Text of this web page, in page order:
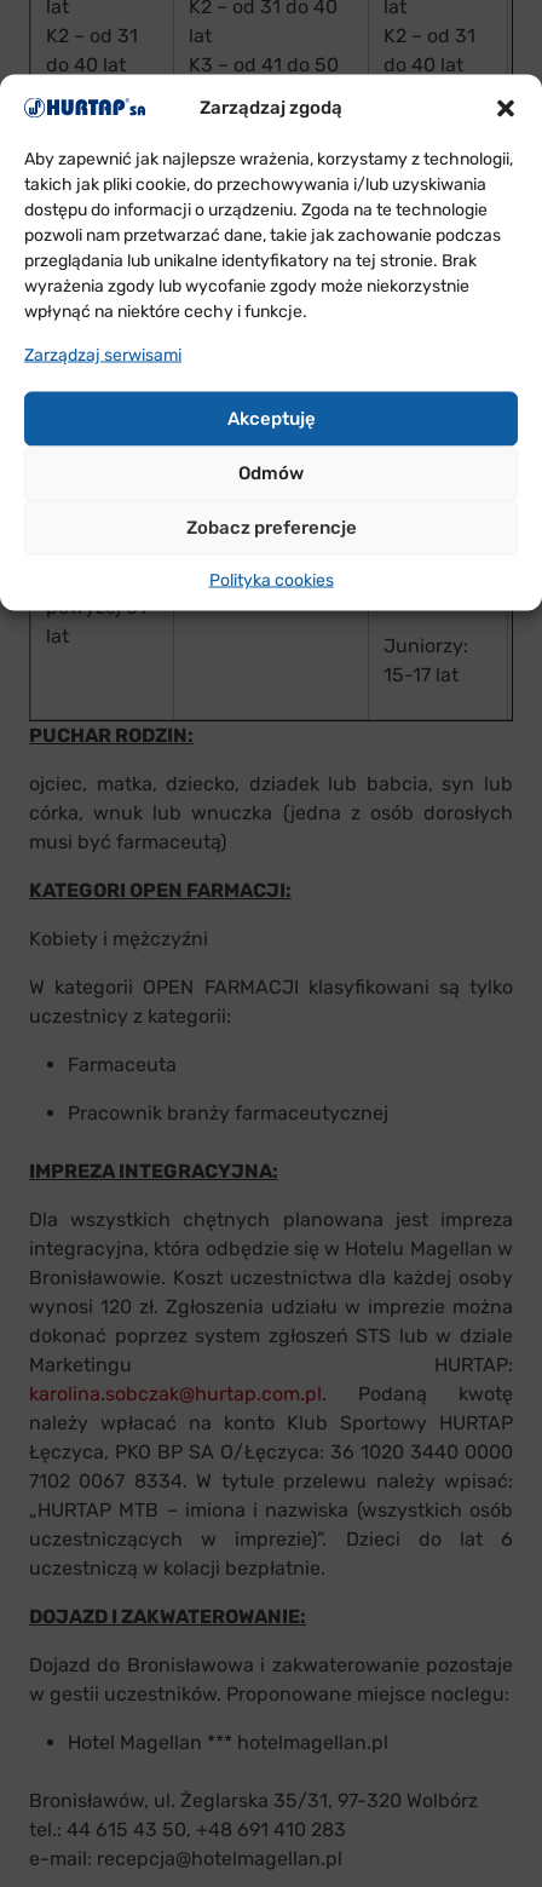
Zarządzaj zgodą
Aby zapewnić jak najlepsze wrażenia, korzystamy z technologii,
takich jak pliki cookie, do przechowywania i/lub uzyskiwania
dostępu do informacji o urządzeniu. Zgoda na te technologie
pozwoli nam przetwarzać dane, takie jak zachowanie podczas
przeglądania lub unikalne identyfikatory na tej stronie. Brak
wyrażenia zgody lub wycofanie zgody może niekorzystnie
wpłynąć na niektóre cechy i funkcje.
Zarządzaj serwisami
Akceptuję
Odmów
Zobacz preferencje
Polityka cookies
lat
K2 – od 31
do 40 lat
K3 – od 41
do 50 lat
K4 – od 51
do 60 lat
K5 –
powyżej 61
lat
Mężczyźni:
M1 – do 30
powyżej 61
lat
K2 – od 31 do 40
lat
K3 – od 41 do 50
K4 – powyżej 51
lat
Mężczyźni:
M1 – do 30 lat
M2 – od 31 do 40
lat
M3 – od 41 do 50
lat
K2 – od 31
do 40 lat
K4 –
powyżej 51
lat
Mężczyźni:
M1 – do 30
Juniorzy:
15-17 lat
PUCHAR RODZIN:
ojciec, matka, dziecko, dziadek lub babcia, syn lub
córka, wnuk lub wnuczka (jedna z osób dorosłych
musi być farmaceutą)
KATEGORI OPEN FARMACJI:
Kobiety i mężczyźni
W kategorii OPEN FARMACJI klasyfikowani są tylko
uczestnicy z kategorii:
Farmaceuta
Pracownik branży farmaceutycznej
IMPREZA INTEGRACYJNA:
Dla wszystkich chętnych planowana jest impreza
integracyjna, która odbędzie się w Hotelu Magellan w
Bronisławowie. Koszt uczestnictwa dla każdej osoby
wynosi 120 zł. Zgłoszenia udziału w imprezie można
dokonać poprzez system zgłoszeń STS lub w dziale
Marketingu HURTAP:
karolina.sobczak@hurtap.com.pl. Podaną kwotę
należy wpłacać na konto Klub Sportowy HURTAP
Łęczyca, PKO BP SA O/Łęczyca: 36 1020 3440 0000
7102 0067 8334. W tytule przelewu należy wpisać:
„HURTAP MTB – imiona i nazwiska (wszystkich osób
uczestniczących w imprezie)”. Dzieci do lat 6
uczestniczą w kolacji bezpłatnie.
DOJAZD I ZAKWATEROWANIE:
Dojazd do Bronisławowa i zakwaterowanie pozostaje
w gestii uczestników. Proponowane miejsce noclegu:
Hotel Magellan *** hotelmagellan.pl
Bronisławów, ul. Żeglarska 35/31, 97-320 Wolbórz
tel.: 44 615 43 50, +48 691 410 283
e-mail: recepcja@hotelmagellan.pl